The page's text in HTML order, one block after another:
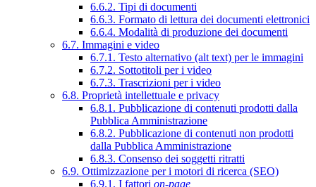
6.6.2. Tipi di documenti
6.6.3. Formato di lettura dei documenti elettronici
6.6.4. Modalità di produzione dei documenti
6.7. Immagini e video
6.7.1. Testo alternativo (alt text) per le immagini
6.7.2. Sottotitoli per i video
6.7.3. Trascrizioni per i video
6.8. Proprietà intellettuale e privacy
6.8.1. Pubblicazione di contenuti prodotti dalla
Pubblica Amministrazione
6.8.2. Pubblicazione di contenuti non prodotti
dalla Pubblica Amministrazione
6.8.3. Consenso dei soggetti ritratti
6.9. Ottimizzazione per i motori di ricerca (SEO)
6.9.1. I fattori on-page